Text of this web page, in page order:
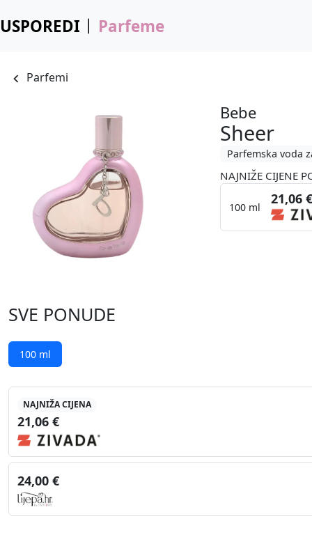
USPOREDI Parfeme
Parfemi
Bebe
Sheer
Parfemska voda
NAJNIŽE CIJENE
100 ml
21,06
SVE PONUDE
100 ml
NAJNIŽA CIJENA
21,06 €
24,00 €